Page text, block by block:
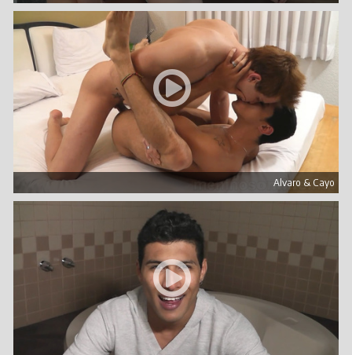
Alvaro & Cayo